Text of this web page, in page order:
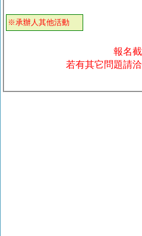
※承辦人其他活動
報名
若有其它問題請